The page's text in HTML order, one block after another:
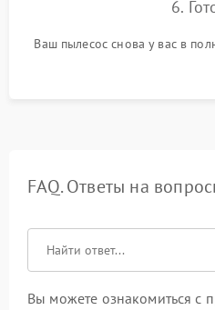
6.
Ваш пылесос снова у вас в
FAQ. Ответы на
Вы можете ознакомиться с